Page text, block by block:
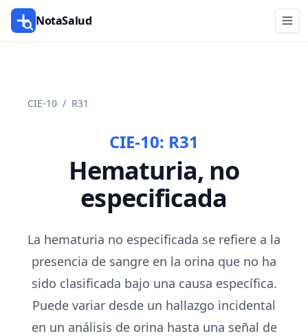
NotaSalud
CIE-10 / R31
CIE-10: R31
Hematuria, no
especificada
La hematuria no especificada se refiere a la
presencia de sangre en la orina que no ha
sido clasificada bajo una causa específica.
Puede variar desde un hallazgo incidental
en un análisis de orina hasta una señal de